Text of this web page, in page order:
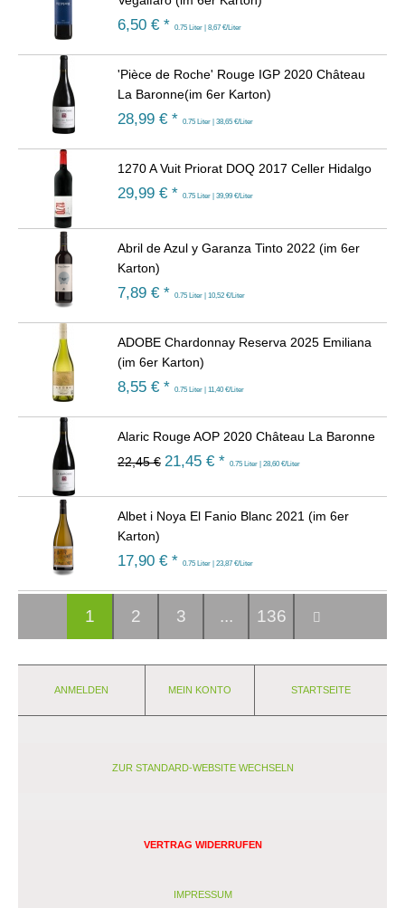
6,50 € * 0.75 Liter | 8,67 €/Liter
'Pièce de Roche' Rouge IGP 2020 Château
La Baronne(im 6er Karton)
28,99 € * 0.75 Liter | 38,65 €/Liter
1270 A Vuit Priorat DOQ 2017 Celler Hidalgo
29,99 € * 0.75 Liter | 39,99 €/Liter
Abril de Azul y Garanza Tinto 2022 (im 6er
Karton)
7,89 € * 0.75 Liter | 10,52 €/Liter
ADOBE Chardonnay Reserva 2025 Emiliana
(im 6er Karton)
8,55 € * 0.75 Liter | 11,40 €/Liter
Alaric Rouge AOP 2020 Château La Baronne
22,45 € 21,45 € * 0.75 Liter | 28,60 €/Liter
Albet i Noya El Fanio Blanc 2021 (im 6er
Karton)
17,90 € * 0.75 Liter | 23,87 €/Liter
1 2 3 ... 136
ANMELDEN MEIN KONTO STARTSEITE
ZUR STANDARD-WEBSITE WECHSELN
VERTRAG WIDERRUFEN
IMPRESSUM